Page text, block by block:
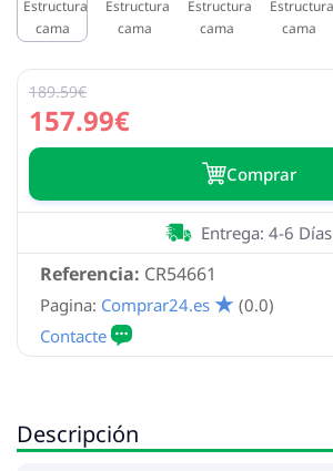
157.99€
189.59€
Сomprar
Referencia: CR54661
Entrega: 4-6 Días
Pagina: Comprar24.es (0.0)
Descripción